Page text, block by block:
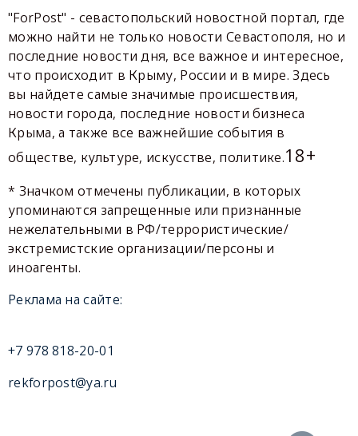
"ForPost" - севастопольский новостной портал, где
можно найти не только новости Севастополя, но и
последние новости дня, все важное и интересное,
что происходит в Крыму, России и в мире. Здесь
вы найдете самые значимые происшествия,
новости города, последние новости бизнеса
Крыма, а также все важнейшие события в
обществе, культуре, искусстве, политике.18+
* Значком отмечены публикации, в которых
упоминаются запрещенные или признанные
нежелательными в РФ/террористические/
экстремистские организации/персоны и
иноагенты.
Реклама на сайте:
+7 978 818-20-01
rekforpost@ya.ru